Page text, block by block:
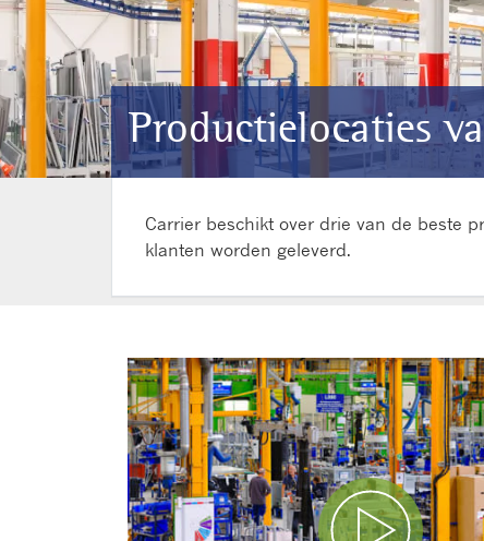
Productielocaties
Carrier beschikt over drie van de beste
klanten worden geleverd.